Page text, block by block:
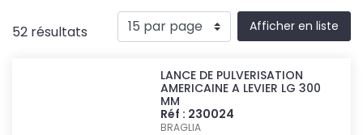
52 résultats Afficher en liste
LANCE DE PULVERISATION
AMERICAINE A LEVIER LG 300
MM
Réf : 230024
BRAGLIA